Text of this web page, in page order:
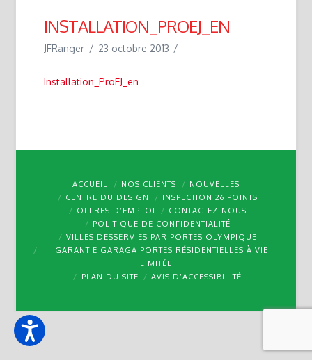
INSTALLATION_PROEJ_EN
JFRanger 23 octobre 2013
Installation_ProEJ_en
ACCUEIL NOS CLIENTS
NOUVELLES
CENTRE DU DESIGN
INSPECTION 26 POINTS
OFFRES D’EMPLOI
CONTACTEZ-NOUS
POLITIQUE DE CONFIDENTIALITÉ
VILLES DESSERVIES PAR PORTES OLYMPIQUE
GARANTIE GARAGA PORTES RÉSIDENTIELLES À VIE
LIMITÉE
PLAN DU SITE
AVIS D’ACCESSIBILITÉ